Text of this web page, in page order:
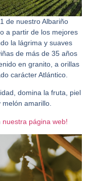
de nuestro Albariño
a partir de los mejores
la lágrima y suaves
de más de 35 años
en granito, a orillas
carácter Atlántico.
domina la fruta, piel
amarillo.
nuestra página web!